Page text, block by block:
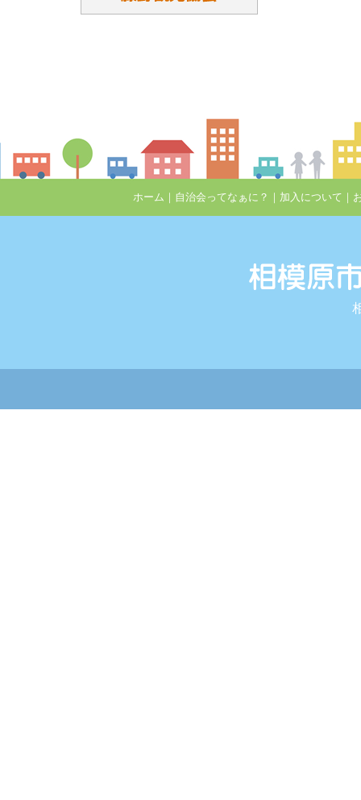
ホーム ｜ 自治会ってなぁに？ ｜ 加入について ｜